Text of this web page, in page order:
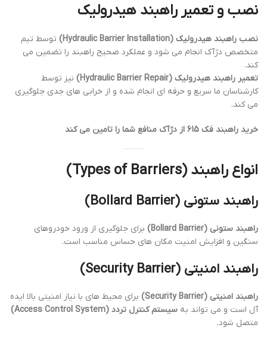
نصب و تعمیر راهبند هیدرولیک
نصب راهبند هیدرولیک (Hydraulic Barrier Installation)
توسط تیم
متخصص دژآک انجام می شود و عملکرد صحیح راهبند را تضمین می
کند.
تعمیر راهبند هیدرولیک (Hydraulic Barrier Repair)
نیز توسط
کارشناسان ما سریع و حرفه ای انجام شده و از خرابی های جدی جلوگیری
می کند.
خرید راهبند فک 615 از دژآک منافع شما را تامین می کند
انواع راهبند (Types of Barriers)
راهبند ستونی (Bollard Barrier)
راهبند ستونی (Bollard Barrier)
برای جلوگیری از ورود خودروهای
سنگین و افزایش امنیت مکان های حساس مناسب است.
راهبند امنیتی (Security Barrier)
راهبند امنیتی (Security Barrier)
برای محیط های با نیاز امنیتی بالا ایده
آل است و می تواند به سیستم کنترل تردد (Access Control System)
متصل شود.